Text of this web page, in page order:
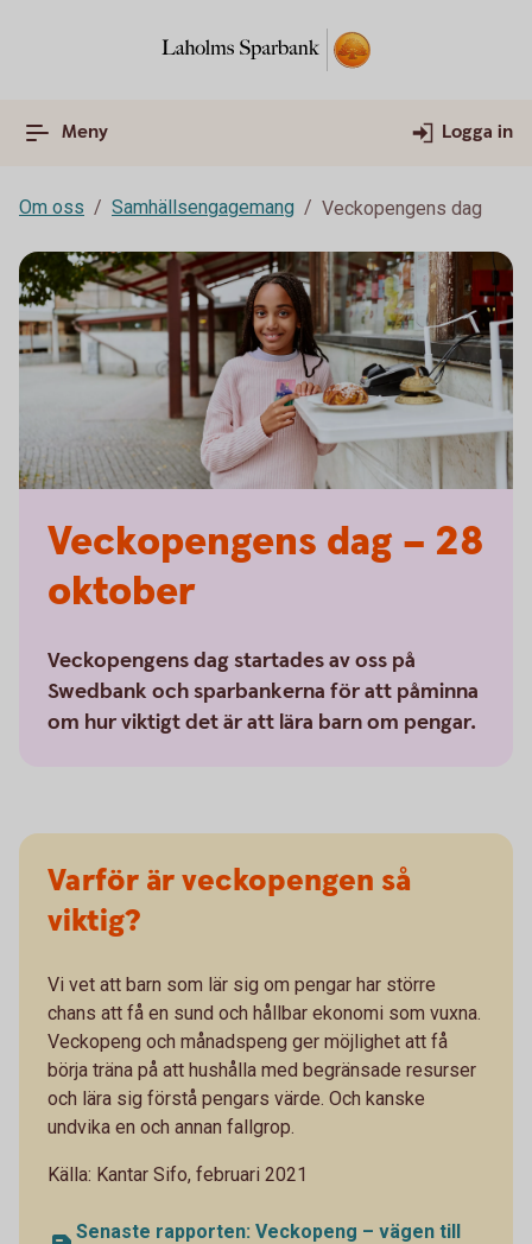
Meny Logga in
Om oss Samhällsengagemang Veckopengens dag
Veckopengens dag – 28
oktober
Veckopengens dag startades av oss på
Swedbank och sparbankerna för att påminna
om hur viktigt det är att lära barn om pengar.
Varför är veckopengen så
viktig?
Vi vet att barn som lär sig om pengar har större
chans att få en sund och hållbar ekonomi som vuxna.
Veckopeng och månadspeng ger möjlighet att få
börja träna på att hushålla med begränsade resurser
och lära sig förstå pengars värde. Och kanske
undvika en och annan fallgrop.
Källa: Kantar Sifo, februari 2021
Senaste rapporten: Veckopeng – vägen till